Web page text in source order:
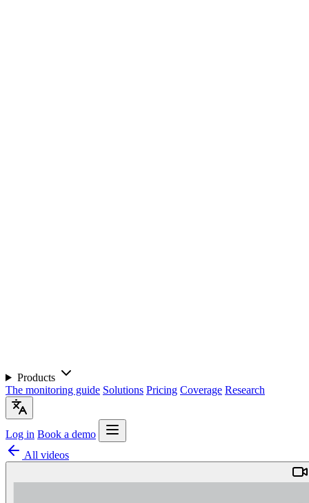
Products
The monitoring guide Solutions Pricing Coverage Research
Log in Book a demo
All videos